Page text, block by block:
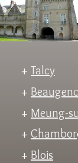
Talcy
Meung-
Chambor
Blois